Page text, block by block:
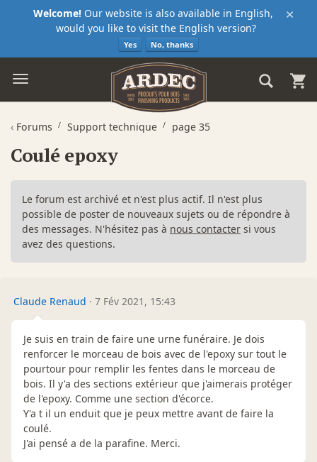
×
Welcome! Our website is also available in English,
would you like to visit the English version?
Yes No, thanks
‹ Forums Support technique page 35
Coulé epoxy
Le forum est archivé et n'est plus actif. Il n'est plus
possible de poster de nouveaux sujets ou de répondre à
des messages. N'hésitez pas à nous contacter si vous
avez des questions.
Claude Renaud · 7 Fév 2021, 15:43
Je suis en train de faire une urne funéraire. Je dois
renforcer le morceau de bois avec de l'epoxy sur tout le
pourtour pour remplir les fentes dans le morceau de
bois. Il y'a des sections extérieur que j'aimerais protéger
de l'epoxy. Comme une section d'écorce.
Y'a t il un enduit que je peux mettre avant de faire la
coulé.
J'ai pensé a de la parafine. Merci.